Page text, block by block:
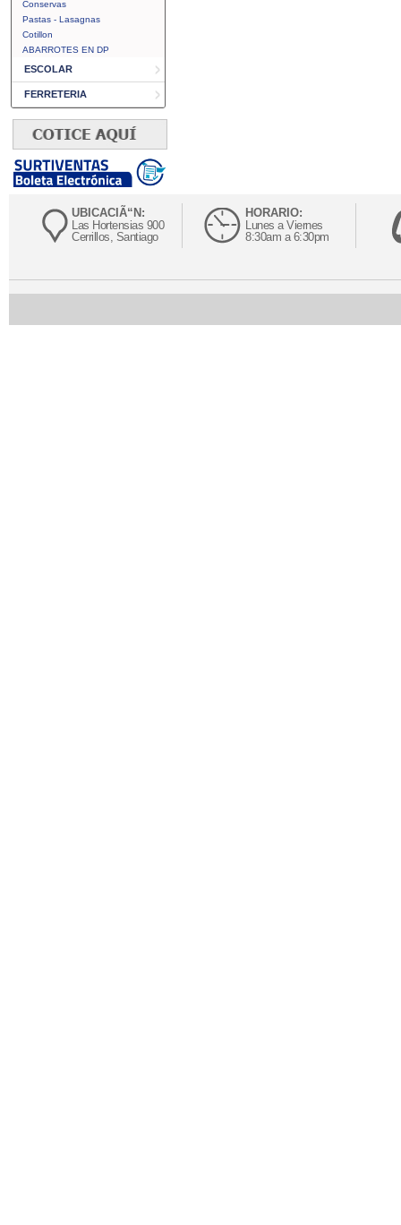
Conservas
Pastas - Lasagnas
Cotillon
ABARROTES EN DP
ESCOLAR
FERRETERIA
UBICACIÃ“N:
Las Hortensias 900
Cerrillos, Santiago
HORARIO:
Lunes a Viernes
8:30am a 6:30pm